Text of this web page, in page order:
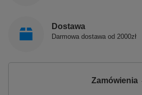
Dostawa
Darmowa dostawa od 2000zł
Zamówienia